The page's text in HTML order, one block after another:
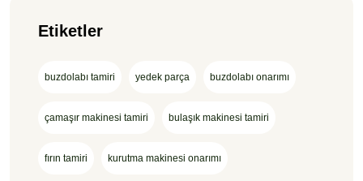
Etiketler
buzdolabı tamiri yedek parça buzdolabı onarımı
çamaşır makinesi tamiri bulaşık makinesi tamiri
fırın tamiri kurutma makinesi onarımı